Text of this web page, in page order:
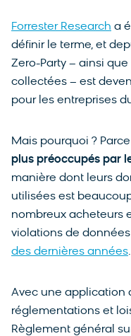
Forrester Research a
définir le terme, et
Zero-Party – ainsi
collectées – est
pour les entreprises
Mais pourquoi ?
plus préoccupés par
manière dont leurs
utilisées est
nombreux acheteurs
violations de
des dernières années.
Avec une application
réglementations et
Règlement général